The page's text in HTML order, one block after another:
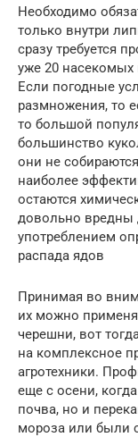
Необходимо
только внутри
сразу требуется
уже 20 насекомых
Если погодные
размножения, то
то большой
большинство
они не
наиболее
остаются
довольно вредны
употреблением
распада ядов
Принимая во
их можно
черешни, вот
на комплексное
агротехники.
еще с осени,
почва, но и
мороза или были